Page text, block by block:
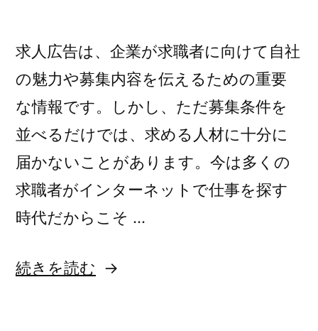
求人広告は、企業が求職者に向けて自社
の魅力や募集内容を伝えるための重要
な情報です。しかし、ただ募集条件を
並べるだけでは、求める人材に十分に
届かないことがあります。今は多くの
求職者がインターネットで仕事を探す
時代だからこそ …
“求
続きを読む